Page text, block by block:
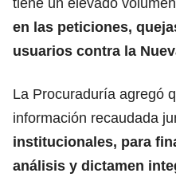
en las peticiones,
usuarios contra la
La Procuraduría agregó
información recaudada
institucionales, para
análisis y dictamen